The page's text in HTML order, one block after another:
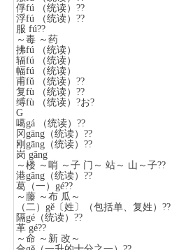
俘fú （统读）??
浮fú （统读）??
服 fú??
～毒 ～药
拂fú （统读）
辐fú （统读）
幅fú （统读）
甫fǔ （统读）??
复fù （统读）??
缚fù （统读）?お?
G
噶gá （统读）??
冈gāng（统读）??
刚gāng（统读）??
岗 gǎng
～楼 ～哨 ～子 门～ 站～ 山～子??
港gǎng（统读）??
葛（一）gé??
～藤 ～布 瓜～
（二）gě〔姓〕（包括单、复姓）??
隔gé（统读）??
革 gé??
～命 ～新 改～